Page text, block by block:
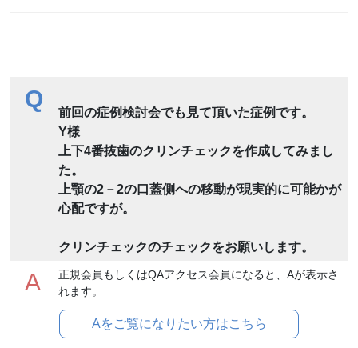
Q
前回の症例検討会でも見て頂いた症例です。
Y様
上下4番抜歯のクリンチェックを作成してみまし
た。
上顎の2－2の口蓋側への移動が現実的に可能かが
心配ですが。
クリンチェックのチェックをお願いします。
A
正規会員もしくはQAアクセス会員になると、Aが表示さ
れます。
Aをご覧になりたい方はこちら